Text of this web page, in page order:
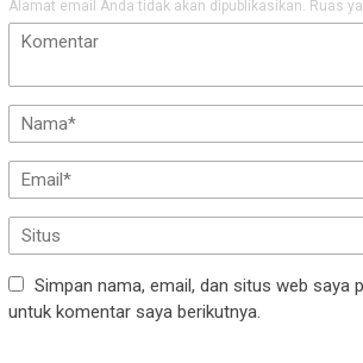
Alamat email Anda tidak akan dipublikasikan. Ruas
Simpan nama, email, dan situs web saya
untuk komentar saya berikutnya.